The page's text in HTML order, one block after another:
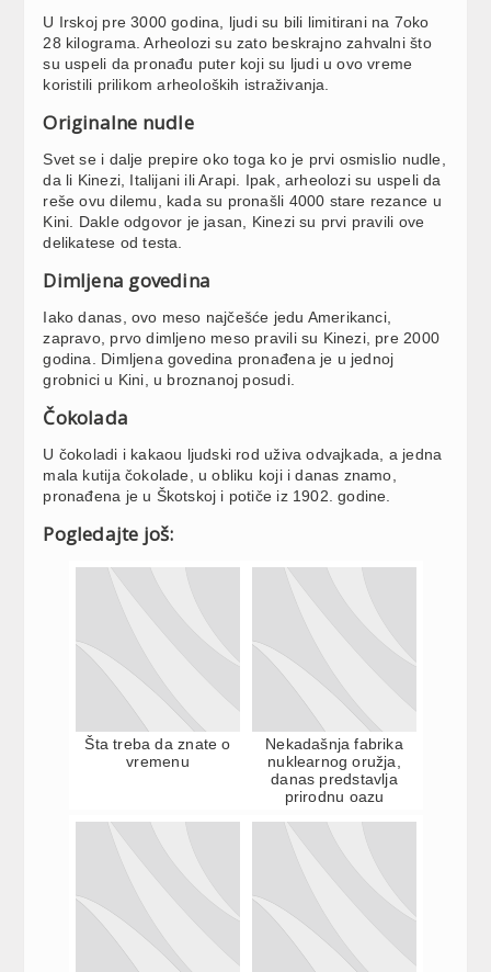
U Irskoj pre 3000 godina, ljudi su bili limitirani na 7oko
28 kilograma. Arheolozi su zato beskrajno zahvalni što
su uspeli da pronađu puter koji su ljudi u ovo vreme
koristili prilikom arheoloških istraživanja.
Originalne nudle
Svet se i dalje prepire oko toga ko je prvi osmislio nudle,
da li Kinezi, Italijani ili Arapi. Ipak, arheolozi su uspeli da
reše ovu dilemu, kada su pronašli 4000 stare rezance u
Kini. Dakle odgovor je jasan, Kinezi su prvi pravili ove
delikatese od testa.
Dimljena govedina
Iako danas, ovo meso najčešće jedu Amerikanci,
zapravo, prvo dimljeno meso pravili su Kinezi, pre 2000
godina. Dimljena govedina pronađena je u jednoj
grobnici u Kini, u broznanoj posudi.
Čokolada
U čokoladi i kakaou ljudski rod uživa odvajkada, a jedna
mala kutija čokolade, u obliku koji i danas znamo,
pronađena je u Škotskoj i potiče iz 1902. godine.
Pogledajte još:
Šta treba da znate o
vremenu
Nekadašnja fabrika
nuklearnog oružja,
danas predstavlja
prirodnu oazu